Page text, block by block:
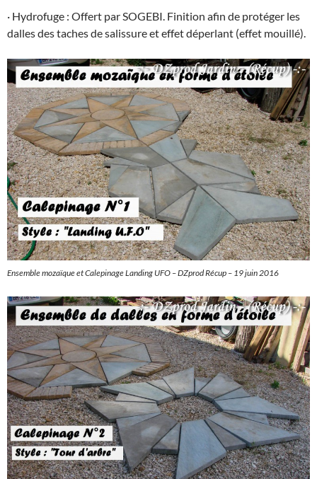
· Hydrofuge : Offert par SOGEBI. Finition afin de protéger les
dalles des taches de salissure et effet déperlant (effet mouillé).
Ensemble mozaïque et Calepinage Landing UFO – DZprod Récup – 19 juin 2016